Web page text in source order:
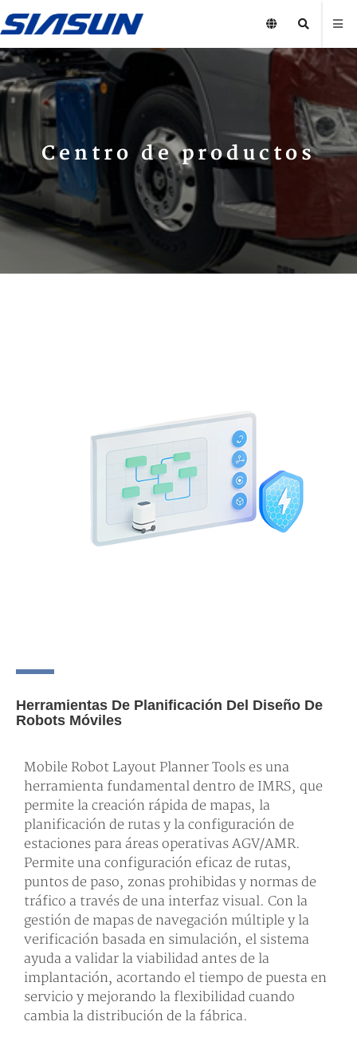
Centro de productos
Herramientas De Planificación Del Diseño De
Robots Móviles
Mobile Robot Layout Planner Tools es una
herramienta fundamental dentro de IMRS, que
permite la creación rápida de mapas, la
planificación de rutas y la configuración de
estaciones para áreas operativas AGV/AMR.
Permite una configuración eficaz de rutas,
puntos de paso, zonas prohibidas y normas de
tráfico a través de una interfaz visual. Con la
gestión de mapas de navegación múltiple y la
verificación basada en simulación, el sistema
ayuda a validar la viabilidad antes de la
implantación, acortando el tiempo de puesta en
servicio y mejorando la flexibilidad cuando
cambia la distribución de la fábrica.